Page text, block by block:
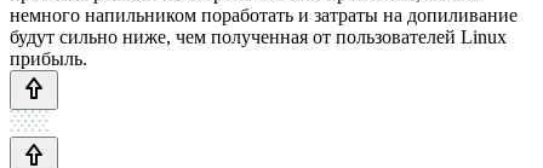
немного напильником поработать и затраты на допиливание
будут сильно ниже, чем полученная от пользователей Linux
прибыль.